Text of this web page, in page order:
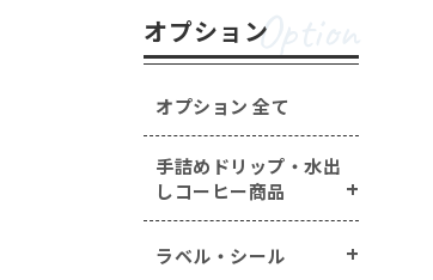
オプションOption
オプション 全て
手詰めドリップ・水出
しコーヒー商品
ラベル・シール